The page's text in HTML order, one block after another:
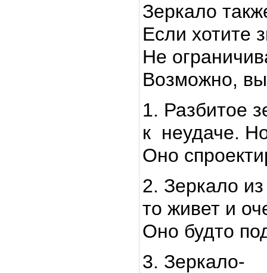
Зеркало
Если хотите
Не
Возможно, вы
1. Разбитое
к неудаче.
Оно
2. Зеркало
то живет и
Оно будто
3. Зеркало-